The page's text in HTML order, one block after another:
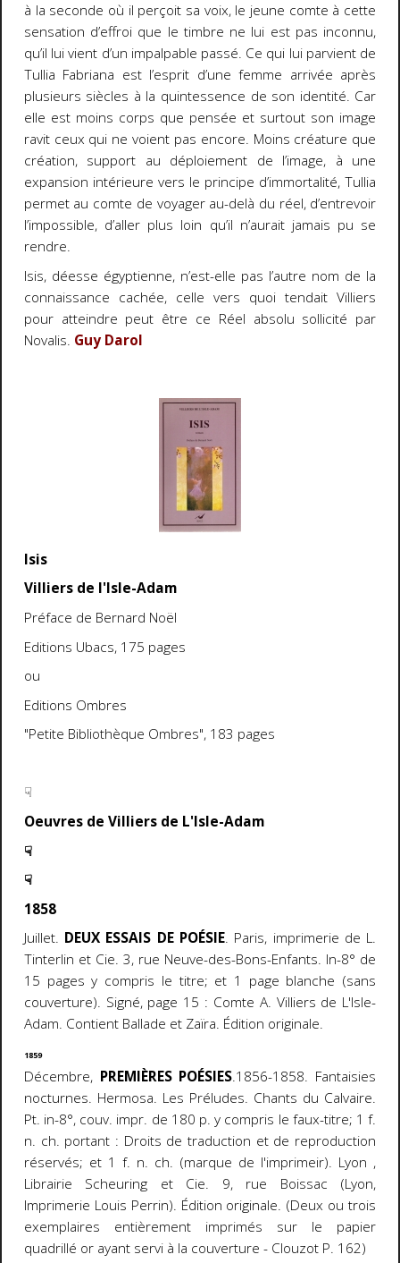
à la seconde où il perçoit sa voix, le jeune comte à cette
sensation d’effroi que le timbre ne lui est pas inconnu,
qu’il lui vient d’un impalpable passé. Ce qui lui parvient de
Tullia Fabriana est l’esprit d’une femme arrivée après
plusieurs siècles à la quintessence de son identité. Car
elle est moins corps que pensée et surtout son image
ravit ceux qui ne voient pas encore. Moins créature que
création, support au déploiement de l’image, à une
expansion intérieure vers le principe d’immortalité, Tullia
permet au comte de voyager au-delà du réel, d’entrevoir
l’impossible, d’aller plus loin qu’il n’aurait jamais pu se
rendre.
Isis, déesse égyptienne, n’est-elle pas l’autre nom de la
connaissance cachée, celle vers quoi tendait Villiers
pour atteindre peut être ce Réel absolu sollicité par
Novalis. Guy Darol
Isis
Villiers de l'Isle-Adam
Préface de Bernard Noël
Editions Ubacs, 175 pages
ou
Editions Ombres
"Petite Bibliothèque Ombres", 183 pages
☟
Oeuvres de Villiers de L'Isle-Adam
☟
☟
1858
Juillet. DEUX ESSAIS DE POÉSIE. Paris, imprimerie de L.
Tinterlin et Cie. 3, rue Neuve-des-Bons-Enfants. In-8° de
15 pages y compris le titre; et 1 page blanche (sans
couverture). Signé, page 15 : Comte A. Villiers de L'Isle-
Adam. Contient Ballade et Zaïra. Édition originale.
1859
Décembre, PREMIÈRES POÉSIES.1856-1858. Fantaisies
nocturnes. Hermosa. Les Préludes. Chants du Calvaire.
Pt. in-8°, couv. impr. de 180 p. y compris le faux-titre; 1 f.
n. ch. portant : Droits de traduction et de reproduction
réservés; et 1 f. n. ch. (marque de l'imprimeir). Lyon ,
Librairie Scheuring et Cie. 9, rue Boissac (Lyon,
Imprimerie Louis Perrin). Édition originale. (Deux ou trois
exemplaires entièrement imprimés sur le papier
quadrillé or ayant servi à la couverture - Clouzot P. 162)